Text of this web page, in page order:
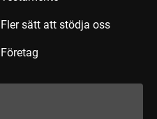
Fler sätt att stödja oss
Företag